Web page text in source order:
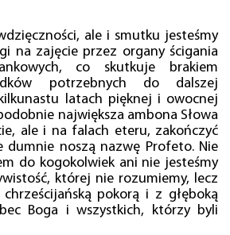
ale i smutku jesteśmy
na zajęcie przez organy ścigania
co skutkuje brakiem
potrzebnych do dalszej
latach pięknej i owocnej
największa ambona Słowa
ale i na falach eteru, zakończyć
dumnie noszą nazwę Profeto. Nie
do kogokolwiek ani nie jesteśmy
której nie rozumiemy, lecz
pokorą i z głęboką
Boga i wszystkich, którzy byli